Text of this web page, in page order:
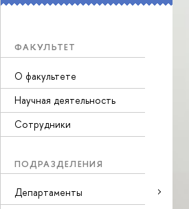
ФАКУЛЬТЕТ
О факультете
Научная деятельность
Сотрудники
ПОДРАЗДЕЛЕНИЯ
Департаменты